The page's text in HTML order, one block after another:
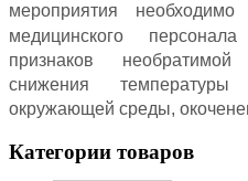
мероприятия
медицинского
признаков
снижения
окружающей среды,
Категории товаров